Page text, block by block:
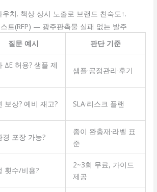
치. 책상 상시 노출로 브랜드 친숙도↑.
트(RFP) — 광주판촉물 실패 없는 발주
질문 예시 판단 기준
ΔE 허용? 샘플 제
샘플·공정관리·후기
보상? 예비 재고? SLA·리스크 플랜
경 포장 가능?
종이 완충재·라벨 표
준
횟수/비용?
2~3회 무료, 가이드
제공